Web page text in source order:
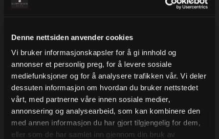
Denne nettsiden anvender cookies
Vi bruker informasjonskapsler for å gi innhold og
annonser et personlig preg, for å levere sosiale
mediefunksjoner og for å analysere trafikken vår. Vi deler
dessuten informasjon om hvordan du bruker nettstedet
vårt, med partnerne våre innen sosiale medier,
annonsering og analysearbeid, som kan kombinere den
med annen informasjon du har gjort tilgjengelig for dem,
eller som de har samlet inn gjennom din bruk av
Coral
Varenr 5315.36
158,00
Eks.Mva
Kjøp
Varenr 50634-10
55,00
Eks.Mva
Kjøp